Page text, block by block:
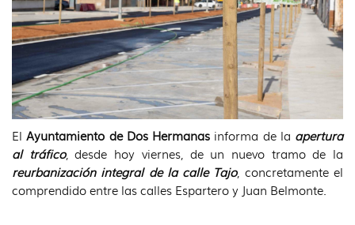
ElAyuntamiento de Dos Hermanas informa de la apertura
al tráfico, desde hoy viernes, de un nuevo tramo de la
reurbanización integral de la calle Tajo, concretamente el
comprendido entre las calles Espartero y Juan Belmonte.